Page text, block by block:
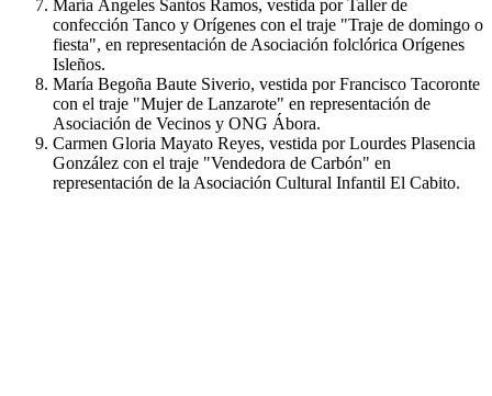
María Ángeles Santos Ramos, vestida por Taller de
confección Tanco y Orígenes con el traje "Traje de domingo o
fiesta", en representación de Asociación folclórica Orígenes
Isleños.
María Begoña Baute Siverio, vestida por Francisco Tacoronte
con el traje "Mujer de Lanzarote" en representación de
Asociación de Vecinos y ONG Ábora.
Carmen Gloria Mayato Reyes, vestida por Lourdes Plasencia
González con el traje "Vendedora de Carbón" en
representación de la Asociación Cultural Infantil El Cabito.